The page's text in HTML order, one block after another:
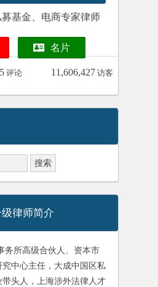
基金、电商专家律师
名片
5 评论 11,606,427 访客
律师简介
所高级合伙人、资本市
中心主任，大成中国区私
头人，上海涉外法律人才